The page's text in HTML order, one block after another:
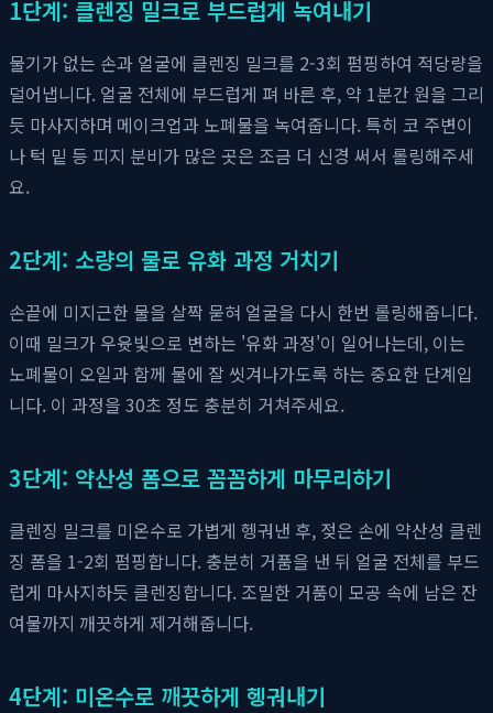
1단계: 클렌징 밀크로 부드럽게 녹여내기
물기가 없는 손과 얼굴에 클렌징 밀크를 2-3회 펌핑하여 적당량을
덜어냅니다. 얼굴 전체에 부드럽게 펴 바른 후, 약 1분간 원을 그리
듯 마사지하며 메이크업과 노폐물을 녹여줍니다. 특히 코 주변이
나 턱 밑 등 피지 분비가 많은 곳은 조금 더 신경 써서 롤링해주세
요.
2단계: 소량의 물로 유화 과정 거치기
손끝에 미지근한 물을 살짝 묻혀 얼굴을 다시 한번 롤링해줍니다.
이때 밀크가 우윳빛으로 변하는 '유화 과정'이 일어나는데, 이는
노폐물이 오일과 함께 물에 잘 씻겨나가도록 하는 중요한 단계입
니다. 이 과정을 30초 정도 충분히 거쳐주세요.
3단계: 약산성 폼으로 꼼꼼하게 마무리하기
클렌징 밀크를 미온수로 가볍게 헹궈낸 후, 젖은 손에 약산성 클렌
징 폼을 1-2회 펌핑합니다. 충분히 거품을 낸 뒤 얼굴 전체를 부드
럽게 마사지하듯 클렌징합니다. 조밀한 거품이 모공 속에 남은 잔
여물까지 깨끗하게 제거해줍니다.
4단계: 미온수로 깨끗하게 헹궈내기